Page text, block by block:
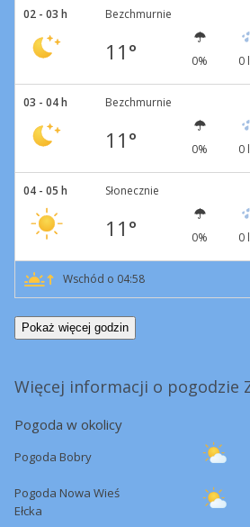
02 - 03 h Bezchmurnie
11° 0% 0
03 - 04 h Bezchmurnie
11° 0% 0
04 - 05 h Słonecznie
11° 0% 0
Wschód o 04:58
Pokaż więcej godzin
Więcej informacji o pogodzie
Pogoda w okolicy
Pogoda Bobry
Pogoda Nowa Wieś
Ełcka